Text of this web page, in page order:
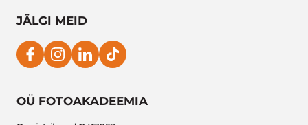
JÄLGI MEID
OÜ FOTOAKADEEMIA